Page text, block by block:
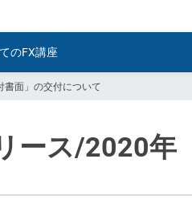
のFX講座
書面」の交付について
ース/2020年